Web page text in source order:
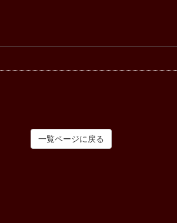
一覧ページに戻る